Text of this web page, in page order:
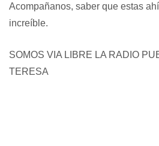
Acompañanos, saber que estas
increíble.
SOMOS VIA LIBRE LA RADIO
TERESA